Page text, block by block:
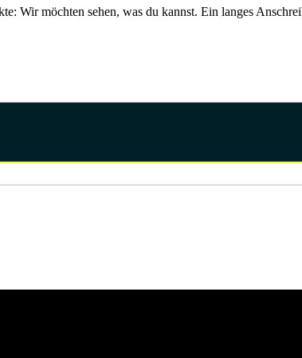
Wir möchten sehen, was du kannst. Ein langes